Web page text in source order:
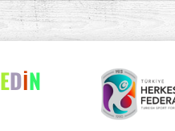
EDİN